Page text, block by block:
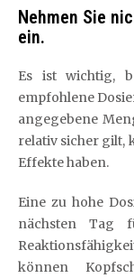
Nehmen Sie
ein.
Es ist wichtig,
empfohlene
angegebene
relativ sicher gilt,
Effekte haben.
Eine zu hohe
nächsten Tag
können